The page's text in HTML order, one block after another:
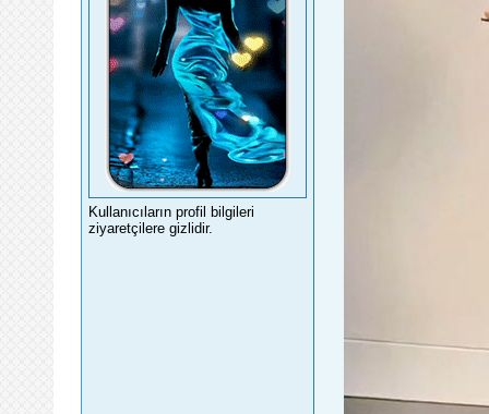
Kullanıcıların profil bilgileri
ziyaretçilere gizlidir.